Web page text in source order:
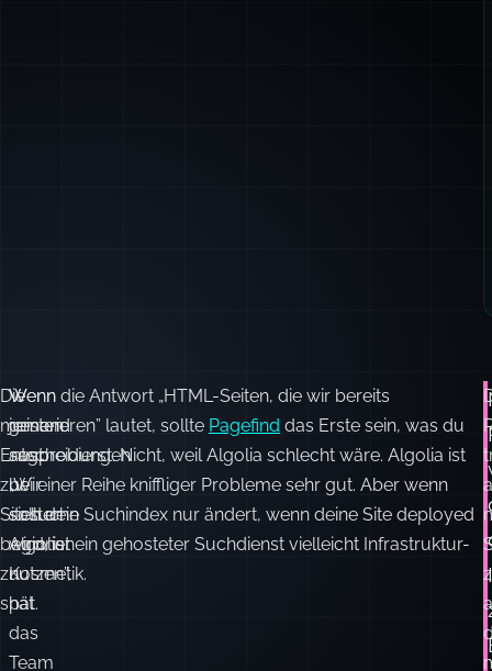
Die
meisten
Entscheidungen
zur
Sitesuche
beginnen
zu
spät.
Wenn
jemand
sagt:
„Wir
sollten
Algolia
nutzen”,
hat
das
Team
Wenn die Antwort „HTML-Seiten, die wir bereits
generieren” lautet, sollte Pagefind das Erste sein, was du
ausprobierst. Nicht, weil Algolia schlecht wäre. Algolia ist
bei einer Reihe kniffliger Probleme sehr gut. Aber wenn
sich dein Suchindex nur ändert, wenn deine Site deployed
wird, ist ein gehosteter Suchdienst vielleicht Infrastruktur-
Kosmetik.